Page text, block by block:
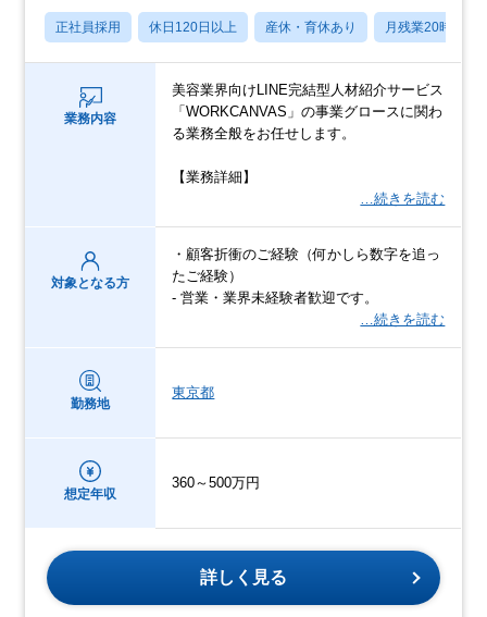
正社員採用 休日120日以上 産休・育休あり 月残業20時間以
業務内容
美容業界向けLINE完結型人材紹介サービス
「WORKCANVAS」の事業グロースに関わ
る業務全般をお任せします。
【業務詳細】
…続きを読む
対象となる方
・顧客折衝のご経験（何かしら数字を追っ
たご経験）
- 営業・業界未経験者歓迎です。
…続きを読む
勤務地
東京都
想定年収
360～500万円
詳しく見る